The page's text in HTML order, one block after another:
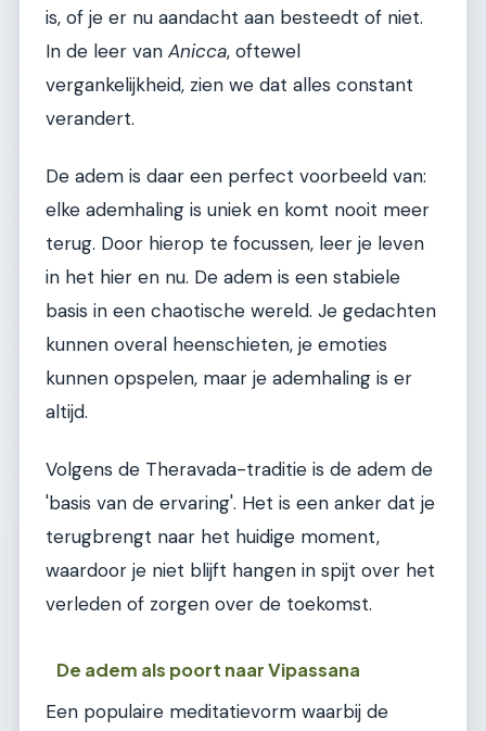
is, of je er nu aandacht aan besteedt of niet.
In de leer van Anicca, oftewel
vergankelijkheid, zien we dat alles constant
verandert.
De adem is daar een perfect voorbeeld van:
elke ademhaling is uniek en komt nooit meer
terug. Door hierop te focussen, leer je leven
in het hier en nu. De adem is een stabiele
basis in een chaotische wereld. Je gedachten
kunnen overal heenschieten, je emoties
kunnen opspelen, maar je ademhaling is er
altijd.
Volgens de Theravada-traditie is de adem de
'basis van de ervaring'. Het is een anker dat je
terugbrengt naar het huidige moment,
waardoor je niet blijft hangen in spijt over het
verleden of zorgen over de toekomst.
De adem als poort naar Vipassana
Een populaire meditatievorm waarbij de